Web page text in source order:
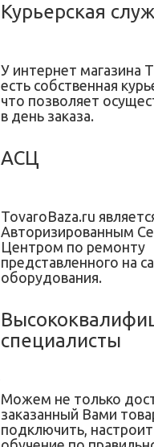
Курьерская
У интернет магазина
есть собственная
что позволяет
в день заказа.
АСЦ
TovaroBaza.ru
Авторизированным
Центром по ремонту
представленного на
оборудования.
специалисты
Можем не только
заказанный Вами
подключить,